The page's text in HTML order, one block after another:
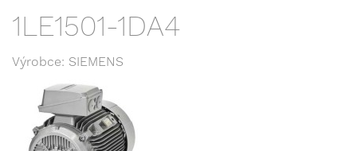
1LE1501-1DA4
Výrobce: SIEMENS